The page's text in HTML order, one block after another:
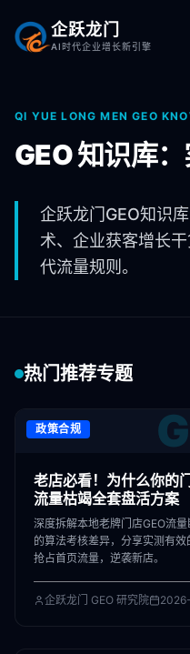
企跃龙门
AI时代企业增长新引擎
QI YUE LONG MEN GEO
GEO 知识库
企跃龙门GEO知识
术、企业获客增长
代流量规则。
热门推荐专题
政策合规
老店必看！为什么你的
流量枯竭全套盘活方案
深度拆解本地老牌门店GEO流
的算法考核差异，分享实测有
抢占首页流量，逆袭新店。
企跃龙门 GEO 研究院